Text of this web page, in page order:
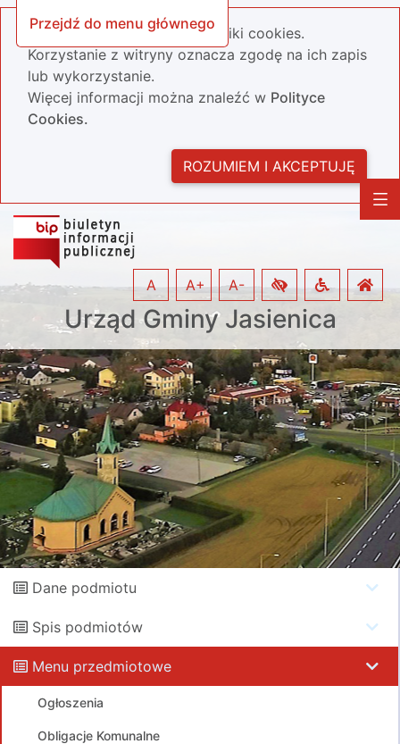
Przejdź do menu głównego
Nasza strona wykorzystuje pliki cookies.
Korzystanie z witryny oznacza zgodę na ich zapis
lub wykorzystanie.
Więcej informacji można znaleźć w Polityce
Cookies.
ROZUMIEM I AKCEPTUJĘ
Urząd Gminy Jasienica
A A+ A-
Dane podmiotu
Spis podmiotów
Menu przedmiotowe
Ogłoszenia
Obligacje Komunalne